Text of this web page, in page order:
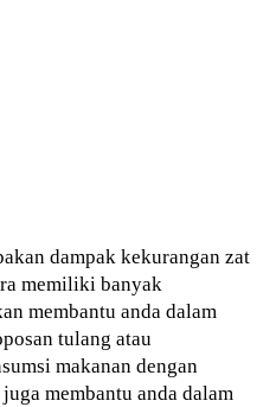
dampak kekurangan zat
memiliki banyak
membantu anda dalam
tulang atau
makanan dengan
membantu anda dalam